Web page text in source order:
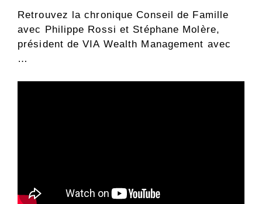
Retrouvez la chronique Conseil de Famille
avec Philippe Rossi et Stéphane Molère,
président de VIA Wealth Management avec
…